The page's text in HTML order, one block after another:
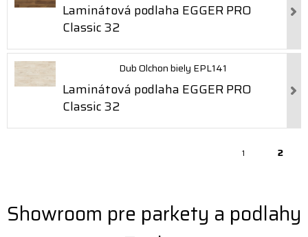
Laminátová podlaha EGGER PRO
Classic 32
Dub Olchon biely EPL141
Laminátová podlaha EGGER PRO
Classic 32
1 2
Showroom pre parkety a podlahy